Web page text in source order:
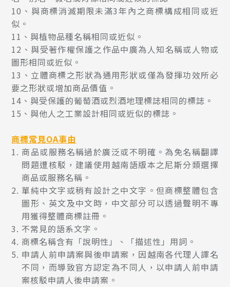
10、與商標消滅期限未滿3年內之商標構成相同或近
似。
11、與植物品種名稱相同或近似。
12、與受著作權保護之作品中廣為人知名稱或人物或
圖形相同或近似。
13、立體商標之形狀為通用形狀或僅為發揮功效所必
要之形狀或增加商品價值。
14、與受保護的葡萄酒或烈酒地理標誌相同的標誌。
15、與他人之工業設計相同或近似的標誌。
商標常見OA事由
商品或服務名稱過於廣泛或不明確。為免名稱翻譯
問題遭核駁，建議使用越南語版本之尼斯分類選擇
商品或服務名稱。
單純中文字或稍有設計之中文字。但商標整體包含
圖形、英文及中文時，中文部分可以透過聲明不專
用獲得整體商標註冊。
不常見的語系文字。
商標名稱含有「說明性」、「描述性」用詞。
申請人前申請案與後申請案，因越南各代理人譯名
不同，而導致官方認定為不同人，以申請人前申請
案核駁申請人後申請案。